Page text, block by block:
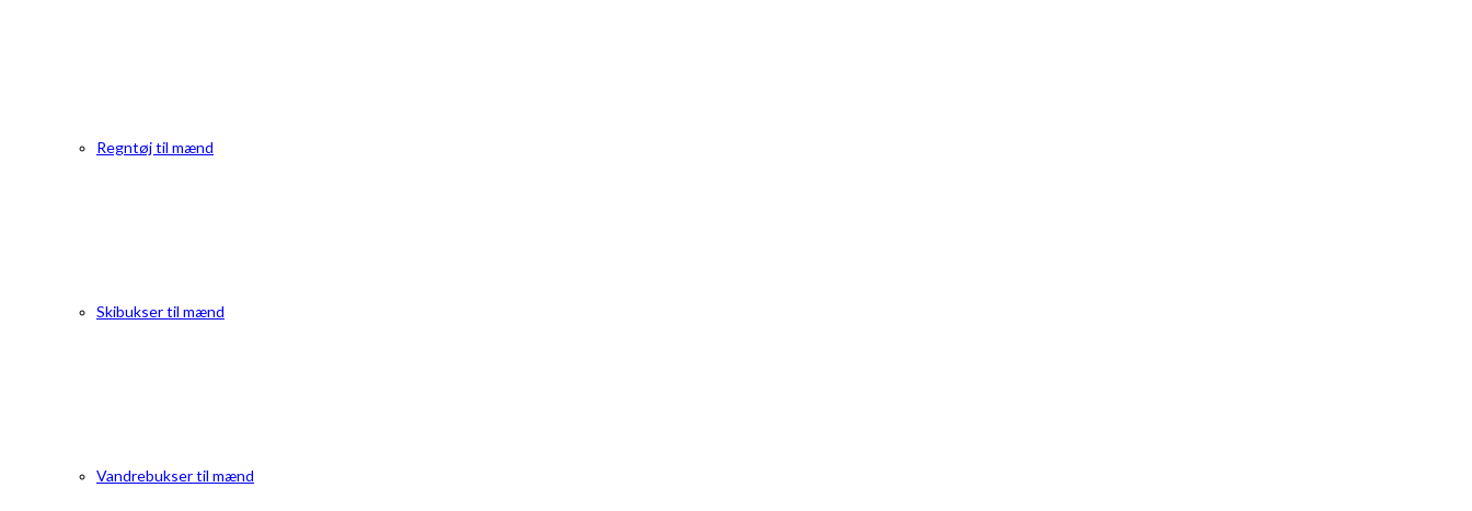
Regntøj til mænd
Skibukser til mænd
Vandrebukser til mænd